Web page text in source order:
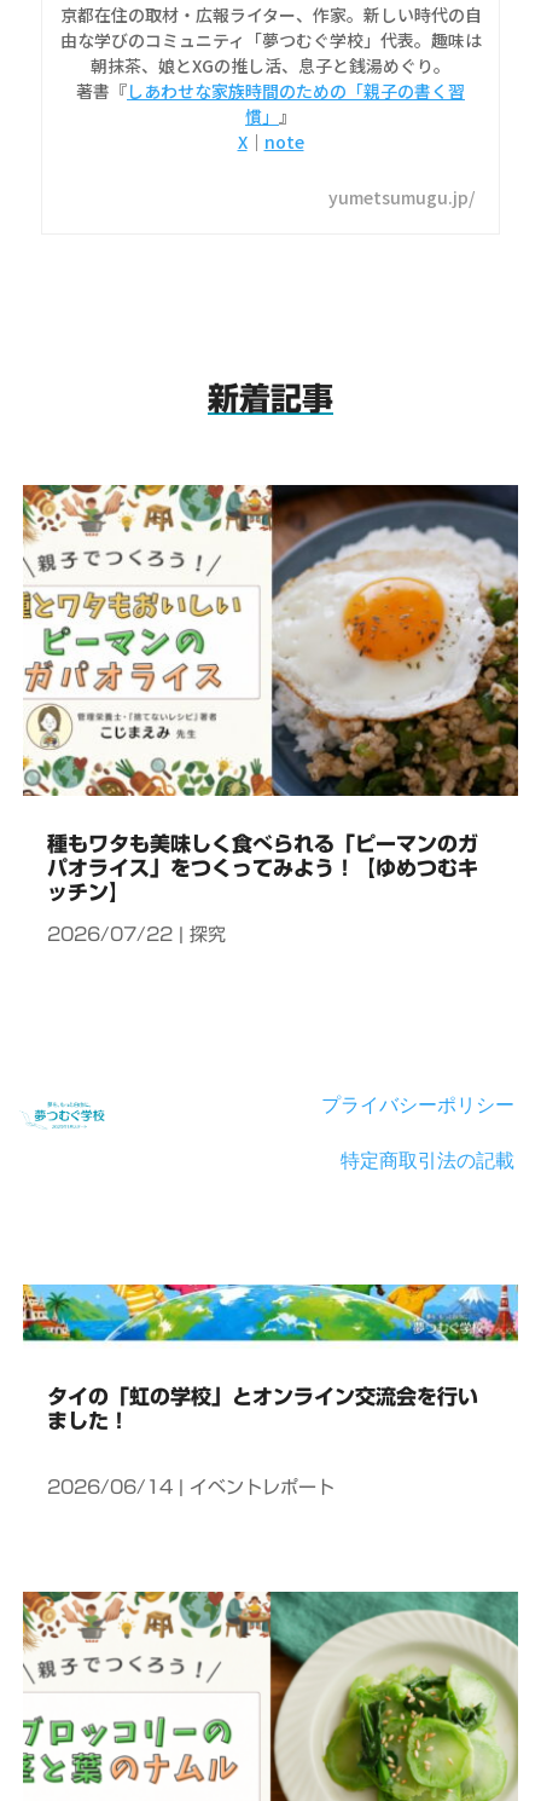
京都在住の取材・広報ライター、作家。新しい時代の自
由な学びのコミュニティ「夢つむぐ学校」代表。趣味は
朝抹茶、娘とXGの推し活、息子と銭湯めぐり。
著書『しあわせな家族時間のための「親子の書く習
慣」 』
X｜ note
yumetsumugu.jp/
新着記事
種もワタも美味しく食べられる「ピーマンのガ
パオライス」をつくってみよう！【ゆめつむキ
ッチン】
2026/07/22 探究
タイの「虹の学校」とオンライン交流会を行い
ました！
2026/06/14 イベントレポート
プライバシーポリシー
特定商取引法の記載